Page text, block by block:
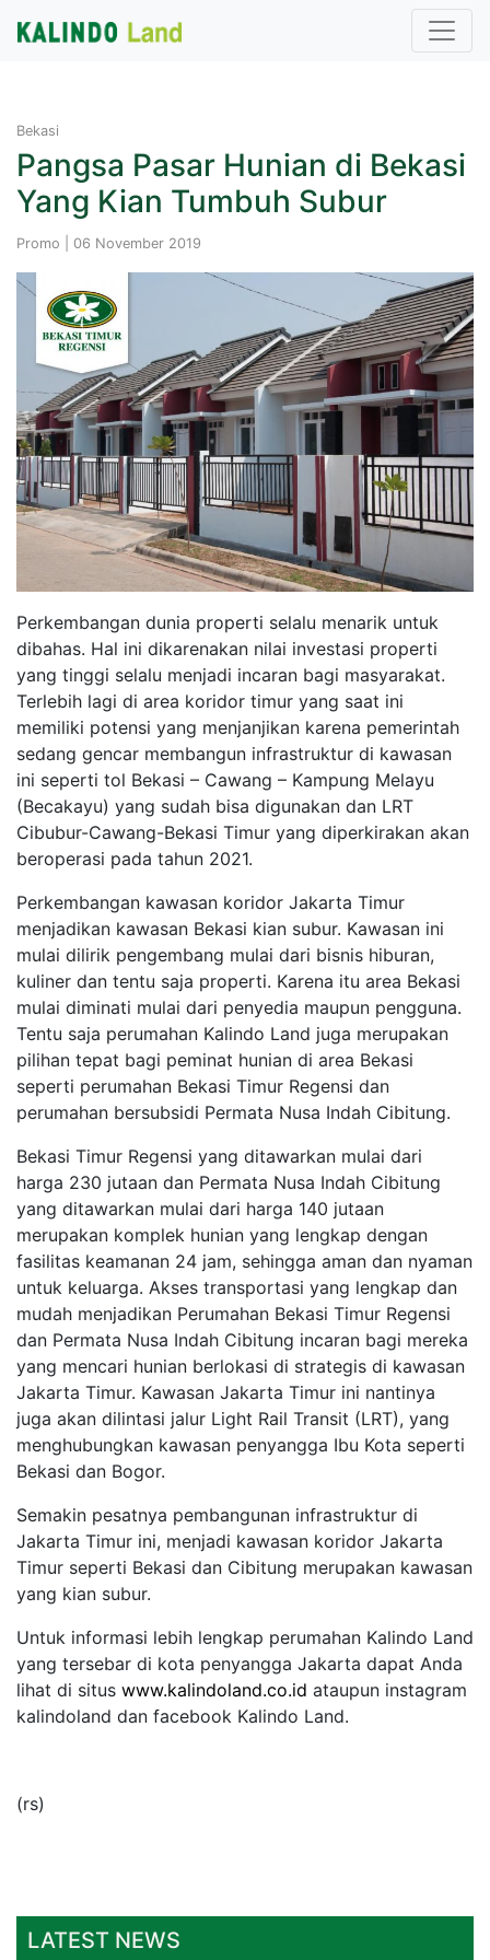
Bekasi
Pangsa Pasar Hunian di Bekasi
Yang Kian Tumbuh Subur
Promo | 06 November 2019
Perkembangan dunia properti selalu menarik untuk
dibahas. Hal ini dikarenakan nilai investasi properti
yang tinggi selalu menjadi incaran bagi masyarakat.
Terlebih lagi di area koridor timur yang saat ini
memiliki potensi yang menjanjikan karena pemerintah
sedang gencar membangun infrastruktur di kawasan
ini seperti tol Bekasi – Cawang – Kampung Melayu
(Becakayu) yang sudah bisa digunakan dan LRT
Cibubur-Cawang-Bekasi Timur yang diperkirakan akan
beroperasi pada tahun 2021.
Perkembangan kawasan koridor Jakarta Timur
menjadikan kawasan Bekasi kian subur. Kawasan ini
mulai dilirik pengembang mulai dari bisnis hiburan,
kuliner dan tentu saja properti. Karena itu area Bekasi
mulai diminati mulai dari penyedia maupun pengguna.
Tentu saja perumahan Kalindo Land juga merupakan
pilihan tepat bagi peminat hunian di area Bekasi
seperti perumahan Bekasi Timur Regensi dan
perumahan bersubsidi Permata Nusa Indah Cibitung.
Bekasi Timur Regensi yang ditawarkan mulai dari
harga 230 jutaan dan Permata Nusa Indah Cibitung
yang ditawarkan mulai dari harga 140 jutaan
merupakan komplek hunian yang lengkap dengan
fasilitas keamanan 24 jam, sehingga aman dan nyaman
untuk keluarga. Akses transportasi yang lengkap dan
mudah menjadikan Perumahan Bekasi Timur Regensi
dan Permata Nusa Indah Cibitung incaran bagi mereka
yang mencari hunian berlokasi di strategis di kawasan
Jakarta Timur. Kawasan Jakarta Timur ini nantinya
juga akan dilintasi jalur Light Rail Transit (LRT), yang
menghubungkan kawasan penyangga Ibu Kota seperti
Bekasi dan Bogor.
Semakin pesatnya pembangunan infrastruktur di
Jakarta Timur ini, menjadi kawasan koridor Jakarta
Timur seperti Bekasi dan Cibitung merupakan kawasan
yang kian subur.
Untuk informasi lebih lengkap perumahan Kalindo Land
yang tersebar di kota penyangga Jakarta dapat Anda
lihat di situs www.kalindoland.co.id ataupun instagram
kalindoland dan facebook Kalindo Land.
(rs)
LATEST NEWS